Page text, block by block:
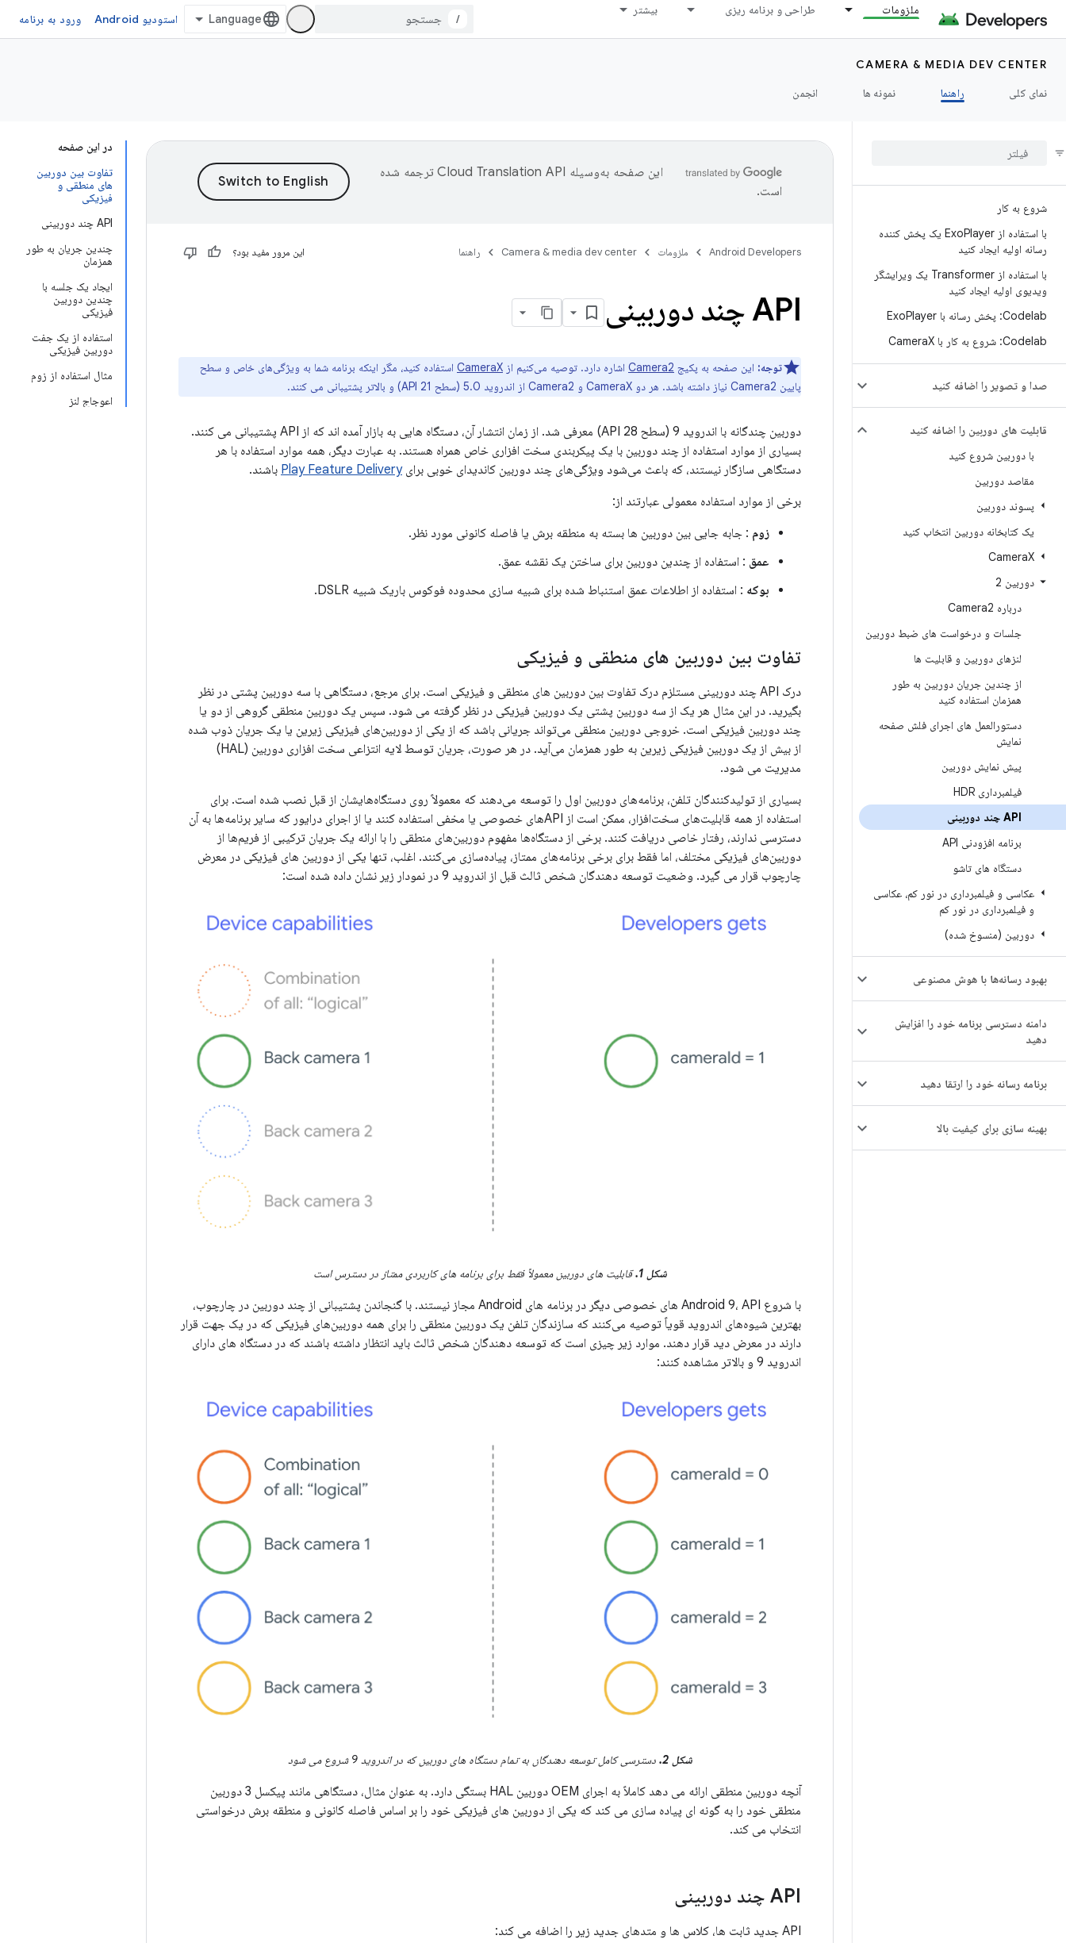
ملزومات طراحی و برنامه ریزی بیشتر
/ استودیو Android ورود به برنامه
CAMERA & MEDIA DEV CENTER
نمای کلی
راهنما نمونه ها انجمن
شروع به کار
با استفاده از Exo
Player یک پخش کننده
رسانه اولیه ایجاد کنید
با استفاده از Transformer یک ویرایشگر
ویدیوی اولیه ایجاد کنید
Codelab: پخش رسانه با Exo
Player
Codelab: شروع به کار با Camera
X
صدا و تصویر را اضافه کنید
قابلیت های دوربین را اضافه کنید
با دوربین شروع کنید
مقاصد دوربین
پسوند دوربین
یک کتابخانه دوربین انتخاب کنید
CameraX
دوربین 2
درباره Camera2
جلسات و درخواست های ضبط دوربین
لنزهای دوربین و قابلیت ها
از چندین جریان دوربین به طور
همزمان استفاده کنید
دستورالعمل های اجرای فلش صفحه
نمایش
پیش نمایش دوربین
فیلمبرداری HDR
API چند دوربینی
برنامه افزودنی API
دستگاه های تاشو
عکاسی و فیلمبرداری در نور کم، عکاسی
و فیلمبرداری در نور کم
دوربین (منسوخ شده)
بهبود رسانه‌ها با هوش مصنوعی
دامنه دسترسی برنامه خود را افزایش
دهید
برنامه رسانه خود را ارتقا دهید
بهینه سازی برای کیفیت بالا
در این صفحه
تفاوت بین دوربین
های منطقی و
فیزیکی
API چند دوربینی
چندین جریان به طور
همزمان
ایجاد یک جلسه با
چندین دوربین
فیزیکی
استفاده از یک جفت
دوربین فیزیکی
مثال استفاده از زوم
اعوجاج لنز
این صفحه به‌وسیله
ترجمه شده
است.
Android Developers ملزومات Camera & media dev center راهنما این مرور مفید بود؟
API چند دوربینی
توجه: این صفحه به پکیج Camera2 اشاره دارد. توصیه می‌کنیم از CameraX استفاده کنید، مگر اینکه برنامه شما به ویژگی‌های خاص و سطح
پایین Camera2 نیاز داشته باشد. هر دو CameraX و Camera2 از اندروید 5.0 (سطح API 21) و بالاتر پشتیبانی می کنند.
دوربین چندگانه با اندروید 9 (سطح API 28) معرفی شد. از زمان انتشار آن، دستگاه هایی به بازار آمده اند که از API پشتیبانی می کنند.
بسیاری از موارد استفاده از چند دوربین با یک پیکربندی سخت افزاری خاص همراه هستند. به عبارت دیگر، همه موارد استفاده با هر
دستگاهی سازگار نیستند، که باعث می‌شود ویژگی‌های چند دوربین کاندیدای خوبی برایPlay Feature Delivery باشند.
برخی از موارد استفاده معمولی عبارتند از:
زوم : جابه جایی بین دوربین ها بسته به منطقه برش یا فاصله کانونی مورد نظر.
عمق : استفاده از چندین دوربین برای ساختن یک نقشه عمق.
بوکه : استفاده از اطلاعات عمق استنباط شده برای شبیه سازی محدوده فوکوس باریک شبیه DSLR.
تفاوت بین دوربین های منطقی و فیزیکی
درک API چند دوربینی مستلزم درک تفاوت بین دوربین های منطقی و فیزیکی است. برای مرجع، دستگاهی با سه دوربین پشتی در نظر
بگیرید. در این مثال هر یک از سه دوربین پشتی یک دوربین فیزیکی در نظر گرفته می شود. سپس یک دوربین منطقی گروهی از دو یا
چند دوربین فیزیکی است. خروجی دوربین منطقی می‌تواند جریانی باشد که از یکی از دوربین‌های فیزیکی زیرین یا یک جریان ذوب شده
از بیش از یک دوربین فیزیکی زیرین به طور همزمان می‌آید. در هر صورت، جریان توسط لایه انتزاعی سخت افزاری دوربین (HAL)
مدیریت می شود.
بسیاری از تولیدکنندگان تلفن، برنامه‌های دوربین اول را توسعه می‌دهند که معمولاً روی دستگاه‌هایشان از قبل نصب شده است. برای
استفاده از همه قابلیت‌های سخت‌افزار، ممکن است از APIهای خصوصی یا مخفی استفاده کنند یا از اجرای درایور که سایر برنامه‌ها به آن
دسترسی ندارند، رفتار خاصی دریافت کنند. برخی از دستگاه‌ها مفهوم دوربین‌های منطقی را با ارائه یک جریان ترکیبی از فریم‌ها از
دوربین‌های فیزیکی مختلف، اما فقط برای برخی برنامه‌های ممتاز، پیاده‌سازی می‌کنند. اغلب، تنها یکی از دوربین های فیزیکی در معرض
چارچوب قرار می گیرد. وضعیت توسعه دهندگان شخص ثالث قبل از اندروید 9 در نمودار زیر نشان داده شده است:
شکل 1. قابلیت های دوربین معمولاً فقط برای برنامه های کاربردی ممتاز در دسترس است
با شروع Android 9، API های خصوصی دیگر در برنامه های Android مجاز نیستند. با گنجاندن پشتیبانی از چند دوربین در چارچوب،
بهترین شیوه‌های اندروید قویاً توصیه می‌کنند که سازندگان تلفن یک دوربین منطقی را برای همه دوربین‌های فیزیکی که در یک جهت قرار
دارند در معرض دید قرار دهند. موارد زیر چیزی است که توسعه دهندگان شخص ثالث باید انتظار داشته باشند که در دستگاه های دارای
اندروید 9 و بالاتر مشاهده کنند:
شکل 2. دسترسی کامل توسعه دهندگان به تمام دستگاه های دوربین که در اندروید 9 شروع می شود
آنچه دوربین منطقی ارائه می دهد کاملاً به اجرای OEM دوربین HAL بستگی دارد. به عنوان مثال، دستگاهی مانند پیکسل 3 دوربین
منطقی خود را به گونه ای پیاده سازی می کند که یکی از دوربین های فیزیکی خود را بر اساس فاصله کانونی و منطقه برش درخواستی
انتخاب می کند.
API چند دوربینی
API جدید ثابت ها، کلاس ها و متدهای جدید زیر را اضافه می کند: